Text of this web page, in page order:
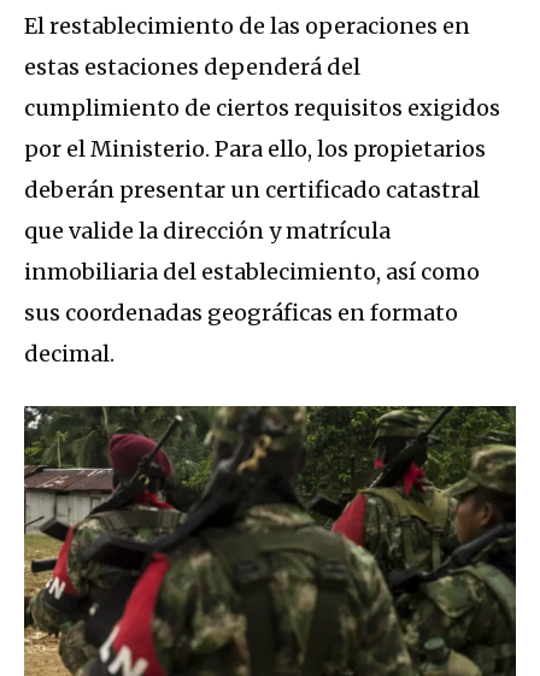
El restablecimiento de las operaciones en
estas estaciones dependerá del
cumplimiento de ciertos requisitos exigidos
por el Ministerio. Para ello, los propietarios
deberán presentar un certificado catastral
que valide la dirección y matrícula
inmobiliaria del establecimiento, así como
sus coordenadas geográficas en formato
decimal.